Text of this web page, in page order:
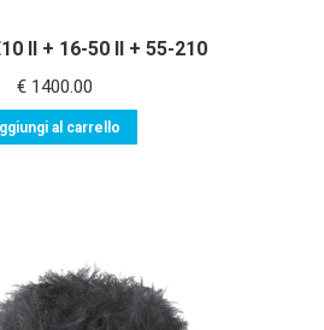
II + 16-50 II + 55-210
€1400.00
al carrello